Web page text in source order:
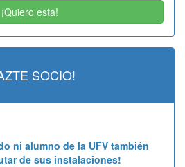
¡Quiero esta!
SOCIO!
ni alumno de la UFV también
de sus instalaciones!